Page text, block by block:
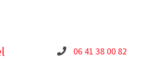
06 41 38 00 82